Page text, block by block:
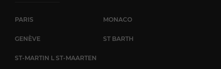
PARIS MONACO
GENÈVE ST BARTH
ST-MARTIN L ST-MAARTEN